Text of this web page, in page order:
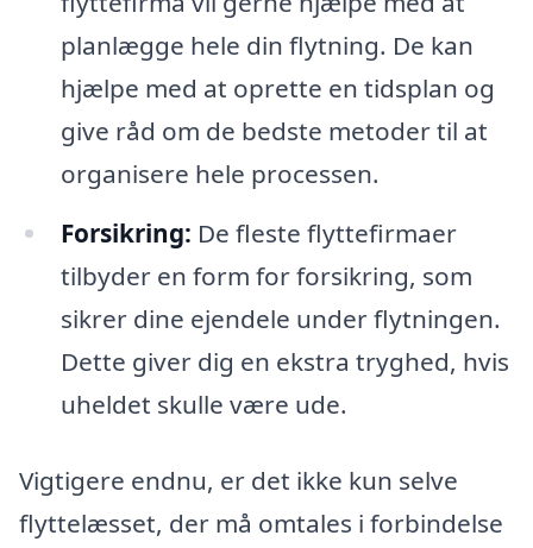
planlægge hele din flytning. De kan
hjælpe med at oprette en tidsplan og
give råd om de bedste metoder til at
organisere hele processen.
Forsikring: De fleste flyttefirmaer
tilbyder en form for forsikring, som
sikrer dine ejendele under flytningen.
Dette giver dig en ekstra tryghed, hvis
uheldet skulle være ude.
Vigtigere endnu, er det ikke kun selve
flyttelæsset, der må omtales i forbindelse